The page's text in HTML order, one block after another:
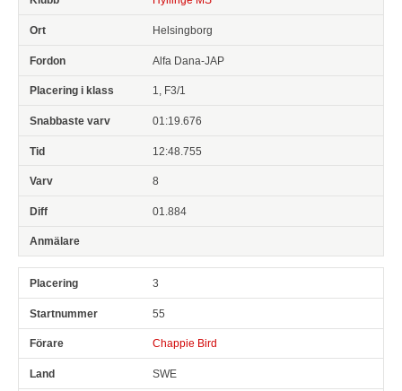
Helsingborg
Alfa Dana-JAP
1, F3/1
01:19.676
12:48.755
8
01.884
3
55
Chappie Bird
SWE